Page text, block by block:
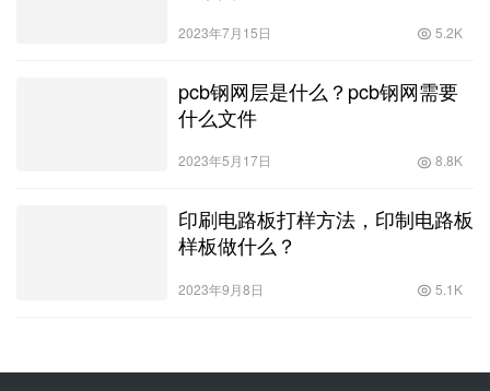
2023年7月15日 5.2K
pcb钢网层是什么？pcb钢网需要
什么文件
2023年5月17日 8.8K
印刷电路板打样方法，印制电路板
样板做什么？
2023年9月8日 5.1K